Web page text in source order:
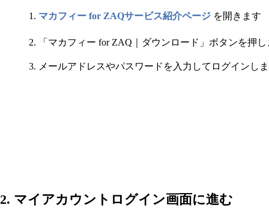
マカフィー for ZAQサービス紹介ページ ​ を開きます
「マカフィー for ZAQ｜ダウンロード」ボタンを押し
メールアドレスやパスワードを入力してログインし
2. マイアカウントログイン画面に進む